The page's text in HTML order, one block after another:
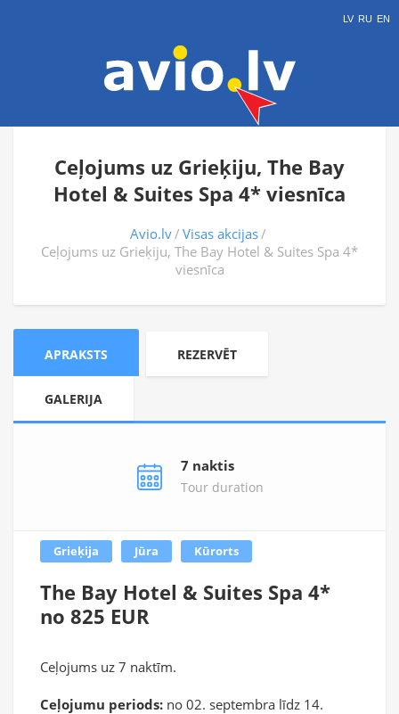
LV RU EN
Ceļojums uz Grieķiju, The Bay
Hotel & Suites Spa 4* viesnīca
Avio.lv Visas akcijas
Ceļojums uz Grieķiju, The Bay Hotel & Suites Spa 4*
viesnīca
APRAKSTS REZERVĒT
GALERIJA
7 naktis
Tour duration
Grieķija Jūra Kūrorts
The Bay Hotel & Suites Spa 4*
no 825 EUR
Ceļojums uz 7 naktīm.
Ceļojumu periods: no 02. septembra līdz 14.